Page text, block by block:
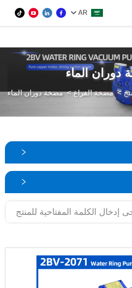
var images =
images.length; i++) { if
AR
بحث دوران الماء
>مضخة الفراغ>مضخة دوران الماء